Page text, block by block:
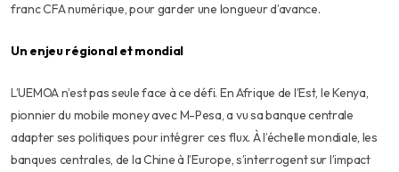
franc CFA numérique, pour garder une longueur d’avance.
Un enjeu régional et mondial
L’UEMOA n’est pas seule face à ce défi. En Afrique de l’Est, le Kenya,
pionnier du mobile money avec M-Pesa, a vu sa banque centrale
adapter ses politiques pour intégrer ces flux. À l’échelle mondiale, les
banques centrales, de la Chine à l’Europe, s’interrogent sur l’impact